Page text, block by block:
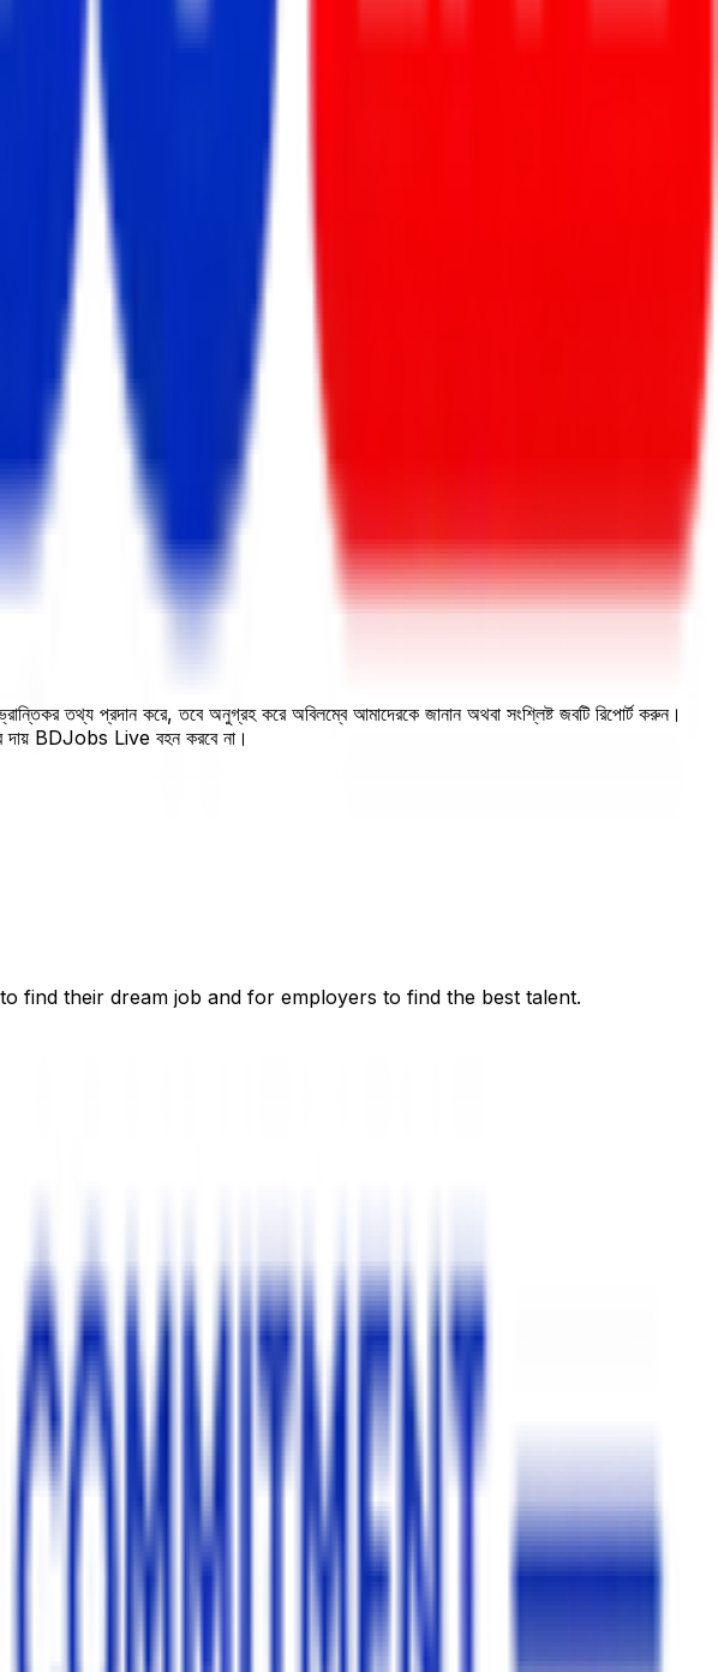
তথ্য প্রদান করে, তবে অনুগ্রহ করে অবিলম্বে আমাদেরকে জানান অথবা সংশ্লিষ্ট জবটি রিপোর্ট করুন।
দায় BDJobs Live বহন করবে না।
find their dream job and for employers to find the best talent.